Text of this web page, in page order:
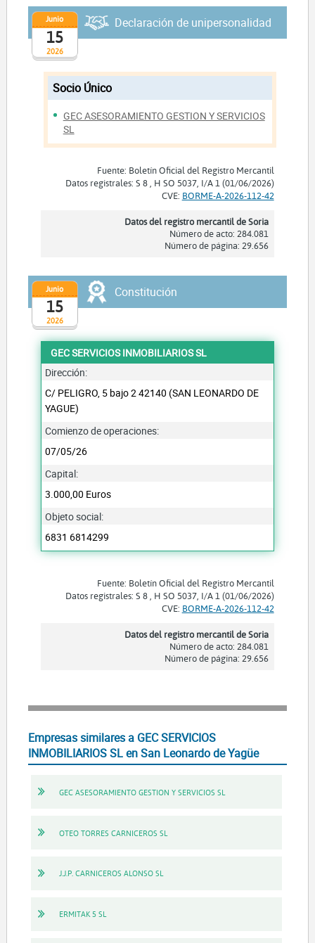
2026
Junio
15
Declaración de unipersonalidad
Socio Único
GEC ASESORAMIENTO GESTION Y SERVICIOS
SL
Fuente: Boletín Oficial del Registro Mercantil
Datos registrales: S 8 , H SO 5037, I/A 1 (01/06/2026)
CVE: BORME-A-2026-112-42
Datos del registro mercantil de Soria
Número de acto: 284.081
Número de página: 29.656
2026
Junio
15
Constitución
GEC SERVICIOS INMOBILIARIOS SL
Dirección:
C/ PELIGRO, 5 bajo 2 42140 (SAN LEONARDO DE
YAGUE)
Comienzo de operaciones:
07/05/26
Capital:
3.000,00 Euros
Objeto social:
6831 6814299
Fuente: Boletín Oficial del Registro Mercantil
Datos registrales: S 8 , H SO 5037, I/A 1 (01/06/2026)
CVE: BORME-A-2026-112-42
Datos del registro mercantil de Soria
Número de acto: 284.081
Número de página: 29.656
Empresas similares a GEC SERVICIOS
INMOBILIARIOS SL en San Leonardo de Yagüe
GEC ASESORAMIENTO GESTION Y SERVICIOS SL
OTEO TORRES CARNICEROS SL
J.J.P. CARNICEROS ALONSO SL
ERMITAK 5 SL